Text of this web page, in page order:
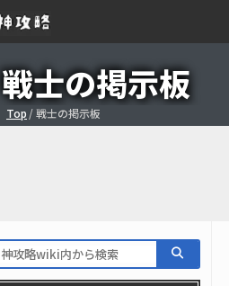
戦士の掲示板
Top /戦士の掲示板